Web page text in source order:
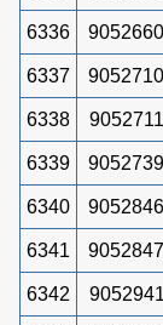
6336
6337
6338
6339
6340
6341
6342